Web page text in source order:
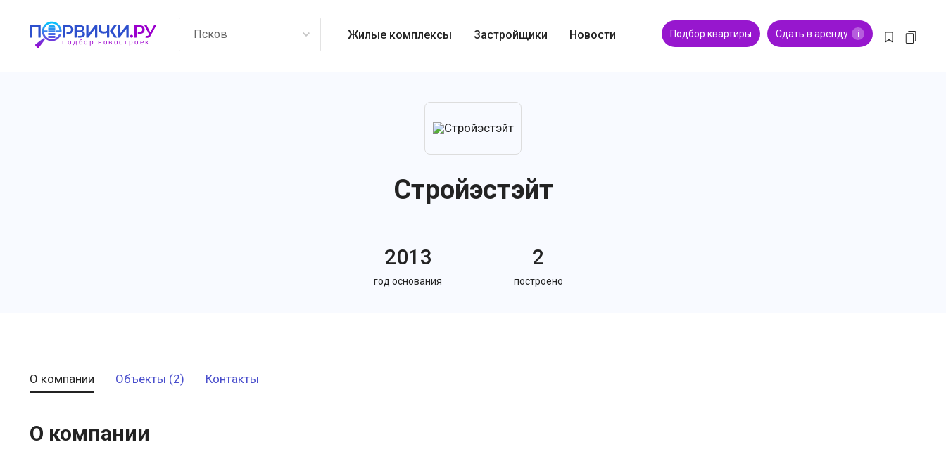
Псков Жилые комплексы Застройщики Новости Подбор квартиры Сдать в аренду i
Стройэстэйт
2013
год основания
2
построено
О компании Объекты (2) Контакты
О компании